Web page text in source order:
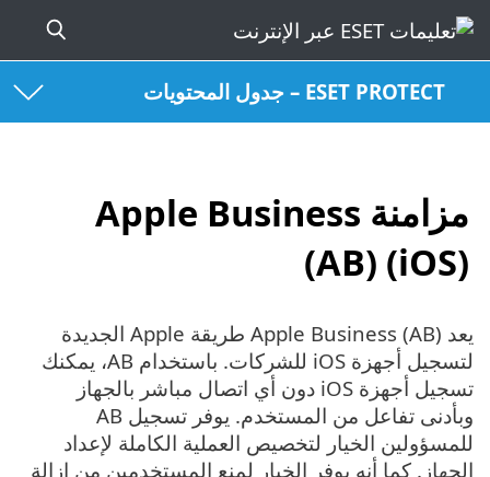
ESET PROTECT – جدول المحتويات
مزامنة Apple Business
(AB) (iOS)
يعد Apple Business (AB) طريقة Apple الجديدة
لتسجيل أجهزة iOS للشركات. باستخدام AB، يمكنك
تسجيل أجهزة iOS دون أي اتصال مباشر بالجهاز
وبأدنى تفاعل من المستخدم. يوفر تسجيل AB
للمسؤولين الخيار لتخصيص العملية الكاملة لإعداد
الجهاز. كما أنه يوفر الخيار لمنع المستخدمين من إزالة